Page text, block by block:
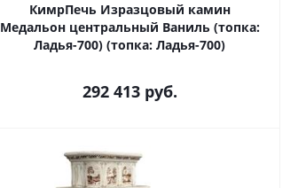
КимрПечь Изразцовый камин
Медальон центральный Ваниль (топка:
Ладья-700) (топка: Ладья-700)
292 413руб.